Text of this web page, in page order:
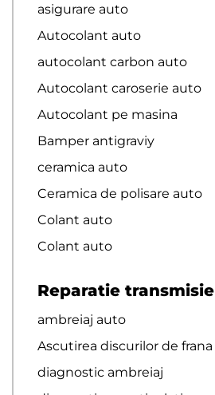
asigurare auto
Autocolant auto
autocolant carbon auto
Autocolant caroserie auto
Autocolant pe masina
Bamper antigraviy
ceramica auto
Ceramica de polisare auto
Colant auto
Colant auto
Reparatie transmisie
ambreiaj auto
Ascutirea discurilor de frana
diagnostic ambreiaj